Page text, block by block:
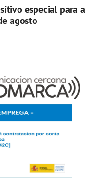
especial para a
agosto